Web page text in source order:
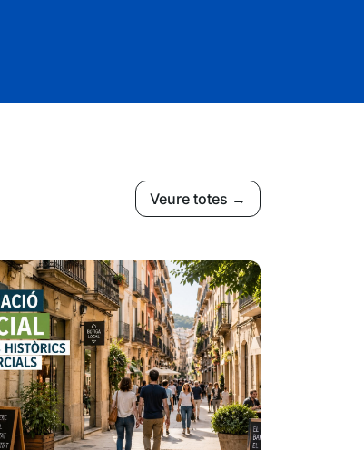
Veure totes →